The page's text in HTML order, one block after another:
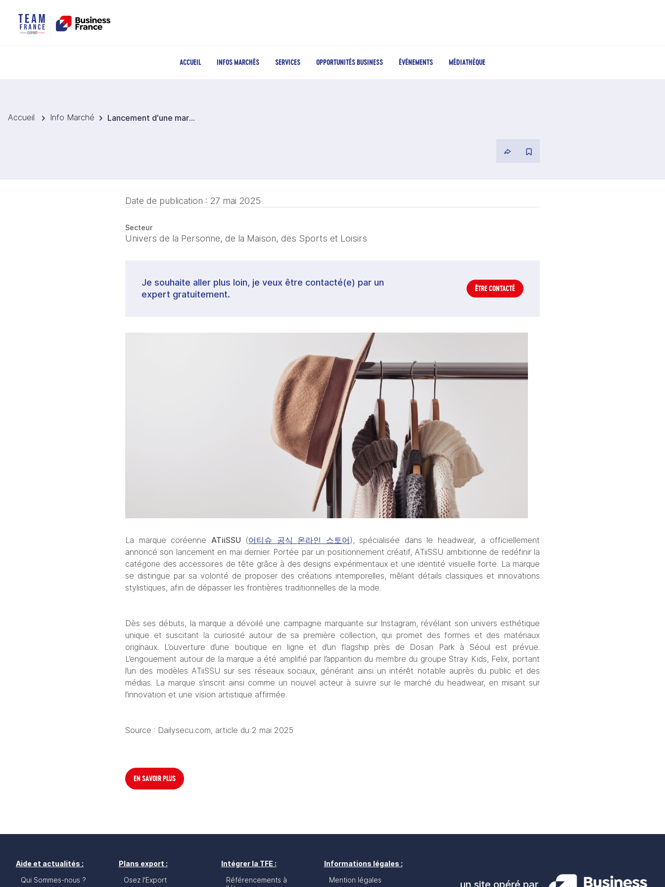
ACCUEIL INFOS MARCHÉS SERVICES OPPORTUNITÉS BUSINESS ÉVÉNEMENTS MÉDIATHÈQUE
Accueil Info Marché Lancement d'une marque coréenne audacieuse dans l'univers du headwear
Date de publication : 27 mai 2025
Secteur
Univers de la Personne, de la Maison, des Sports et Loisirs
Je souhaite aller plus loin, je veux être contacté(e) par un
expert gratuitement.
ÊTRE CONTACTÉ
La marque coréenne ATiiSSU (어티슈 공식 온라인 스토어), spécialisée dans le headwear, a officiellement
annoncé son lancement en mai dernier. Portée par un positionnement créatif, ATiiSSU ambitionne de redéfinir la
catégorie des accessoires de tête grâce à des designs expérimentaux et une identité visuelle forte. La marque
se distingue par sa volonté de proposer des créations intemporelles, mêlant détails classiques et innovations
stylistiques, afin de dépasser les frontières traditionnelles de la mode.
Dès ses débuts, la marque a dévoilé une campagne marquante sur Instagram, révélant son univers esthétique
unique et suscitant la curiosité autour de sa première collection, qui promet des formes et des matériaux
originaux. L’ouverture d’une boutique en ligne et d’un flagship près de Dosan Park à Séoul est prévue.
L’engouement autour de la marque a été amplifié par l’apparition du membre du groupe Stray Kids, Felix, portant
l’un des modèles ATiiSSU sur ses réseaux sociaux, générant ainsi un intérêt notable auprès du public et des
médias. La marque s’inscrit ainsi comme un nouvel acteur à suivre sur le marché du headwear, en misant sur
l’innovation et une vision artistique affirmée.
Source : Dailysecu.com, article du 2 mai 2025
EN SAVOIR PLUS
Aide et actualités :
Qui Sommes-nous ?
Plans export :
Osez l'Export
Intégrer la TFE :
Référencements à
Informations légales :
Mention légales
un site opéré par